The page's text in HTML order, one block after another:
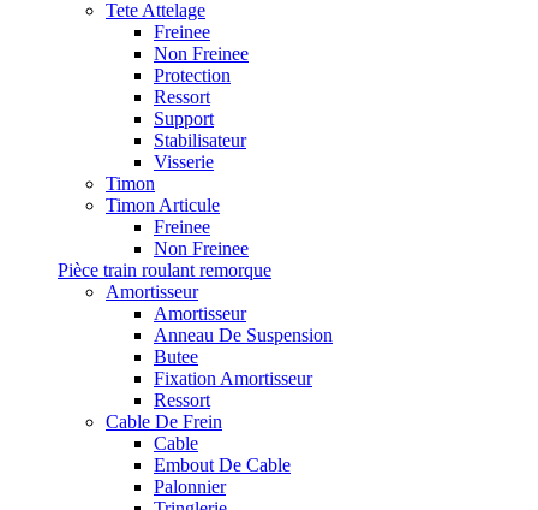
Tete Attelage
Freinee
Non Freinee
Protection
Ressort
Support
Stabilisateur
Visserie
Timon
Timon Articule
Freinee
Non Freinee
Pièce train roulant remorque
Amortisseur
Amortisseur
Anneau De Suspension
Butee
Fixation Amortisseur
Ressort
Cable De Frein
Cable
Embout De Cable
Palonnier